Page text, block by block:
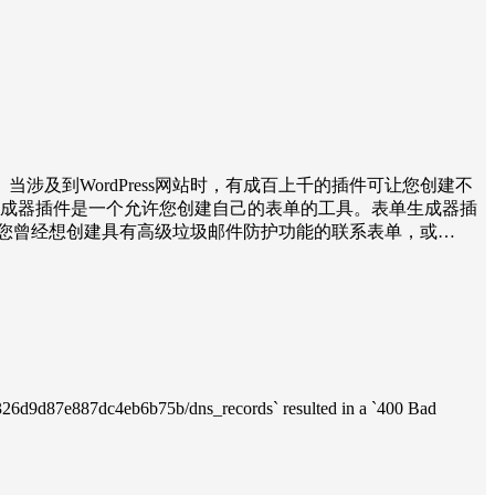
涉及到WordPress网站时，有成百上千的插件可让您创建不
器插件是一个允许您创建自己的表单的工具。表单生成器插
曾经想创建具有高级垃圾邮件防护功能的联系表单，或…
dns_records` resulted in a `400 Bad